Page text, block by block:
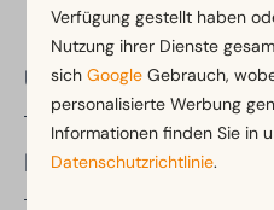
Über EuroParcs
Länder
Verfügung gestellt haben
Nutzung ihrer Dienste
sichGoogle Gebrauch,
personalisierte Werbung
Informationen finden Sie in
Datenschutzrichtlinie.